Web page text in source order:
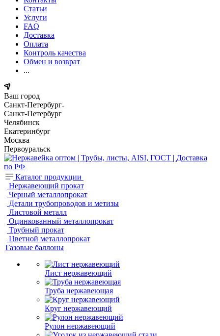
Статьи
Услуги
FAQ
Доставка
Оплата
Контроль качества
Обмен и возврат
...
Ваш город
Санкт-Петербург
Санкт-Петербург
Челябинск
Екатеринбург
Москва
Первоуральск
Каталог продукции
Нержавеющий прокат
Черный металлопрокат
Детали трубопроводов и метизы
Листовой металл
Оцинкованный металлопрокат
Трубный прокат
Цветной металлопрокат
Газовые баллоны
Лист нержавеющий
Труба нержавеющая
Круг нержавеющий
Рулон нержавеющий